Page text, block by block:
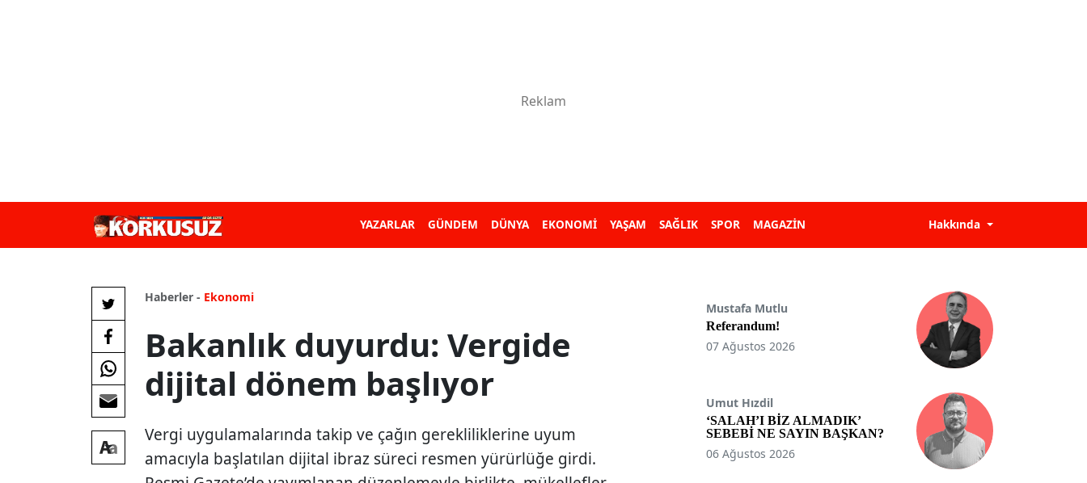
YAZARLAR GÜNDEM DÜNYA EKONOMİ YAŞAM SAĞLIK SPOR MAGAZİN Hakkında
Haberler - Ekonomi
Bakanlık duyurdu: Vergide
dijital dönem başlıyor
Vergi uygulamalarında takip ve çağın gerekliliklerine uyum
amacıyla başlatılan dijital ibraz süreci resmen yürürlüğe girdi.
Mustafa Mutlu
Referandum!
07 Ağustos 2026
Umut Hızdil
‘SALAH’I BİZ ALMADIK’
SEBEBİ NE SAYIN BAŞKAN?
06 Ağustos 2026